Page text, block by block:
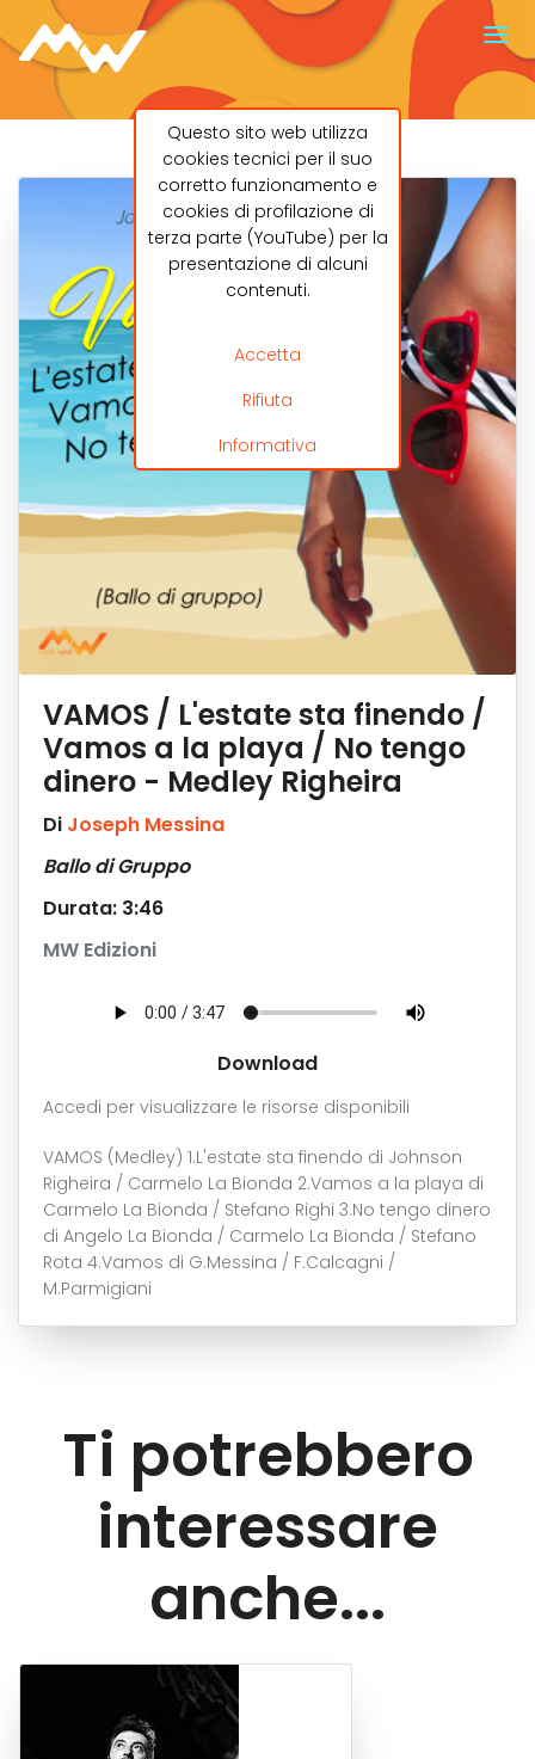
Questo sito web utilizza
cookies tecnici per il suo
corretto funzionamento e
cookies di profilazione di
terza parte (YouTube) per la
presentazione di alcuni
contenuti.
Accetta
Rifiuta
Informativa
VAMOS / L'estate sta finendo /
Vamos a la playa / No tengo
dinero - Medley Righeira
Di Joseph Messina
Ballo di Gruppo
Durata: 3:46
MW Edizioni
Download
Accedi per visualizzare le risorse disponibili
VAMOS (Medley) 1.L'estate sta finendo di Johnson
Righeira / Carmelo La Bionda 2.Vamos a la playa di
Carmelo La Bionda / Stefano Righi 3.No tengo dinero
di Angelo La Bionda / Carmelo La Bionda / Stefano
Rota 4.Vamos di G.Messina / F.Calcagni /
M.Parmigiani
Ti potrebbero
interessare
anche...